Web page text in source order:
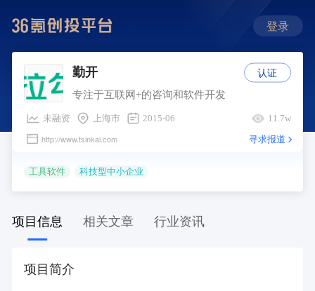
登录
勤开
专注于互联网+的咨询和软件开发
未融资 上海市 2015-06 11.7w
http://www.tsinkai.com 寻求报道
工具软件 科技型中小企业
认证
项目信息 相关文章 行业资讯
项目简介